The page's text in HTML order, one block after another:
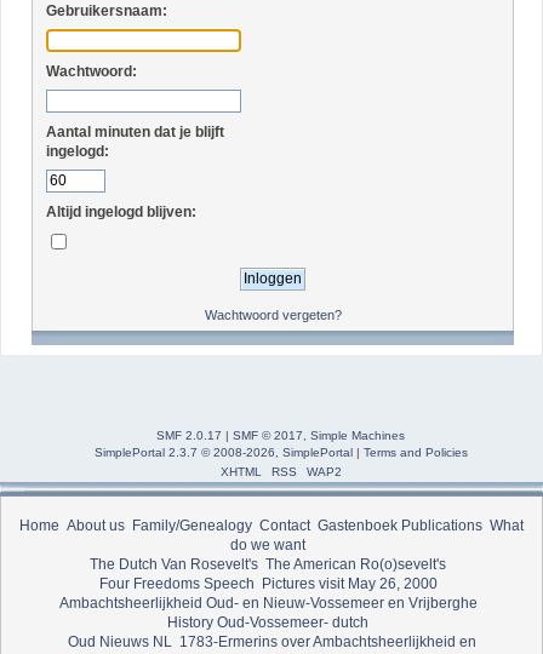
Gebruikersnaam:
Wachtwoord:
Aantal minuten dat je blijft
ingelogd:
Altijd ingelogd blijven:
Wachtwoord vergeten?
SMF 2.0.17 | SMF © 2017
Simple Machines
SimplePortal 2.3.7 © 2008-2026, SimplePortal| Terms and Policies
XHTML
RSS WAP2
Home About us Family/Genealogy Contact Gastenboek Publications What
do we want
The Dutch Van Rosevelt's The American Ro(o)sevelt's
Four Freedoms Speech Pictures visit May 26, 2000
Ambachtsheerlijkheid Oud- en Nieuw-Vossemeer en Vrijberghe
History Oud-Vossemeer- dutch
Oud Nieuws NL
1783-Ermerins over Ambachtsheerlijkheid en